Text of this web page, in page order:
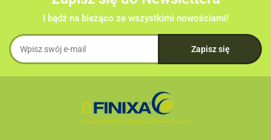
I bądź na bieżąco ze wszystkimi nowościami!